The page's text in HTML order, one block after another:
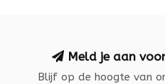
Meld je aan
Blijf op de hoogte van